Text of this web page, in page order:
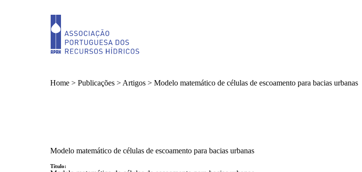
Home > Publicações > Artigos > Modelo matemático de células de escoamento para bacias urbanas
Modelo matemático de células de escoamento para bacias urbanas
Título: